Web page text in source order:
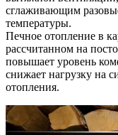
сглаживающим
температуры.
Печное отопление в
рассчитанном на
повышает уровень
снижает нагрузку на
отопления.